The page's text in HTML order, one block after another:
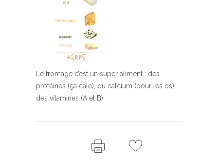
Le fromage c’est un super aliment : des
protéines (ça cale), du calcium (pour les os),
des vitamines (A et B).